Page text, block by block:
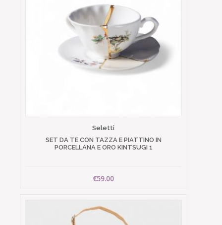
Seletti
SET DA TE CON TAZZA E PIATTINO IN
PORCELLANA E ORO KINTSUGI 1
€59.00